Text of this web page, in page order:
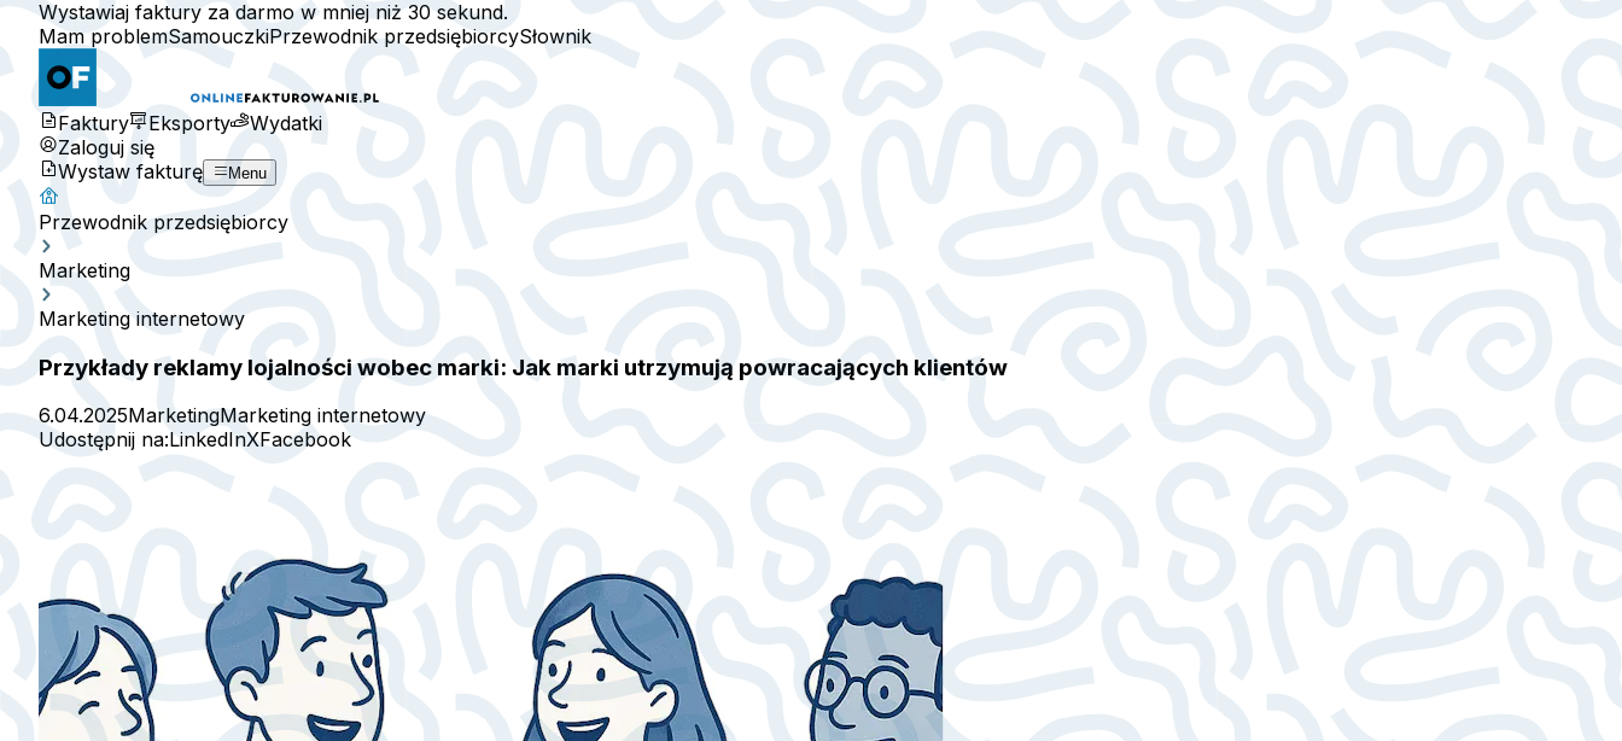
Wystawiaj faktury za darmo w mniej niż 30 sekund.
Mam problemSamouczkiPrzewodnik przedsiębiorcySłownik
Faktury Eksporty
Wydatki
Zaloguj się
Wystaw fakturę
Menu
Przewodnik przedsiębiorcy
Marketing
Marketing internetowy
Przykłady reklamy lojalności wobec marki: Jak marki utrzymują powracających klientów
6.04.2025MarketingMarketing internetowy
Udostępnij na:LinkedInXFacebook